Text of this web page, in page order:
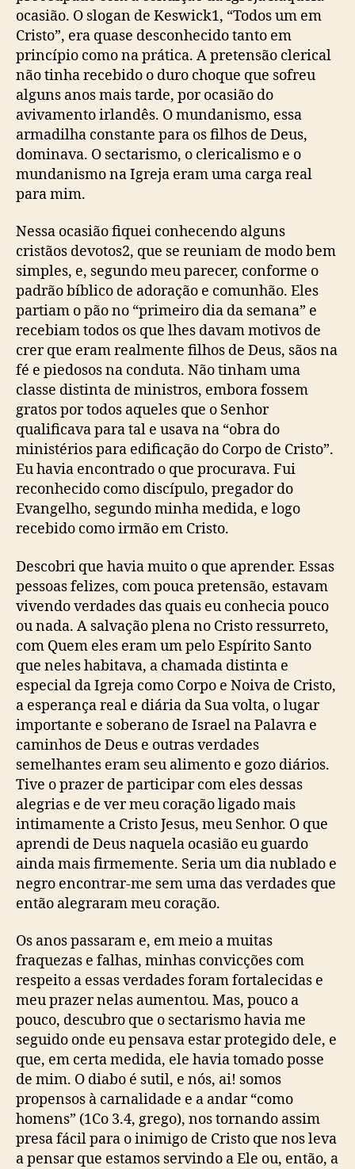
J
e
s
u
s
ocasião. O slogan de Keswick1, “Todos um em
Cristo”, era quase desconhecido tanto em
princípio como na prática. A pretensão clerical
não tinha recebido o duro choque que sofreu
alguns anos mais tarde, por ocasião do
avivamento irlandês. O mundanismo, essa
armadilha constante para os filhos de Deus,
dominava. O sectarismo, o clericalismo e o
mundanismo na Igreja eram uma carga real
para mim.
Nessa ocasião fiquei conhecendo alguns
cristãos devotos2, que se reuniam de modo bem
simples, e, segundo meu parecer, conforme o
padrão bíblico de adoração e comunhão. Eles
partiam o pão no “primeiro dia da semana” e
recebiam todos os que lhes davam motivos de
crer que eram realmente filhos de Deus, sãos na
fé e piedosos na conduta. Não tinham uma
classe distinta de ministros, embora fossem
gratos por todos aqueles que o Senhor
qualificava para tal e usava na “obra do
ministérios para edificação do Corpo de Cristo”.
Eu havia encontrado o que procurava. Fui
reconhecido como discípulo, pregador do
Evangelho, segundo minha medida, e logo
recebido como irmão em Cristo.
Descobri que havia muito o que aprender. Essas
pessoas felizes, com pouca pretensão, estavam
vivendo verdades das quais eu conhecia pouco
ou nada. A salvação plena no Cristo ressurreto,
com Quem eles eram um pelo Espírito Santo
que neles habitava, a chamada distinta e
especial da Igreja como Corpo e Noiva de Cristo,
a esperança real e diária da Sua volta, o lugar
importante e soberano de Israel na Palavra e
caminhos de Deus e outras verdades
semelhantes eram seu alimento e gozo diários.
Tive o prazer de participar com eles dessas
alegrias e de ver meu coração ligado mais
intimamente a Cristo Jesus, meu Senhor. O que
aprendi de Deus naquela ocasião eu guardo
ainda mais firmemente. Seria um dia nublado e
negro encontrar-me sem uma das verdades que
então alegraram meu coração.
Os anos passaram e, em meio a muitas
fraquezas e falhas, minhas convicções com
respeito a essas verdades foram fortalecidas e
meu prazer nelas aumentou. Mas, pouco a
pouco, descubro que o sectarismo havia me
seguido onde eu pensava estar protegido dele, e
que, em certa medida, ele havia tomado posse
de mim. O diabo é sutil, e nós, ai! somos
propensos à carnalidade e a andar “como
homens” (1Co 3.4, grego), nos tornando assim
presa fácil para o inimigo de Cristo que nos leva
a pensar que estamos servindo a Ele ou, então, a